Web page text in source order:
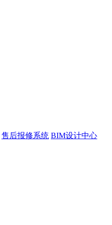
售后报修系统 BIM设计中心